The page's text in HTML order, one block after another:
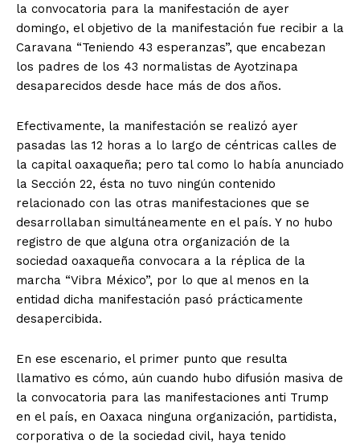
la convocatoria para la manifestación de ayer
domingo, el objetivo de la manifestación fue recibir a la
Caravana “Teniendo 43 esperanzas”, que encabezan
los padres de los 43 normalistas de Ayotzinapa
desaparecidos desde hace más de dos años.
Efectivamente, la manifestación se realizó ayer
pasadas las 12 horas a lo largo de céntricas calles de
la capital oaxaqueña; pero tal como lo había anunciado
la Sección 22, ésta no tuvo ningún contenido
relacionado con las otras manifestaciones que se
desarrollaban simultáneamente en el país. Y no hubo
registro de que alguna otra organización de la
sociedad oaxaqueña convocara a la réplica de la
marcha “Vibra México”, por lo que al menos en la
entidad dicha manifestación pasó prácticamente
desapercibida.
En ese escenario, el primer punto que resulta
llamativo es cómo, aún cuando hubo difusión masiva de
la convocatoria para las manifestaciones anti Trump
en el país, en Oaxaca ninguna organización, partidista,
corporativa o de la sociedad civil, haya tenido